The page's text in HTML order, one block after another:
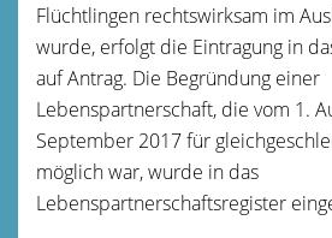
Flüchtlingen rechtswirksam im
wurde, erfolgt die Eintragung in
auf Antrag. Die Begründung einer
Lebenspartnerschaft, die vom 1.
September 2017 für
möglich war, wurde in das
Lebenspartnerschaftsregister